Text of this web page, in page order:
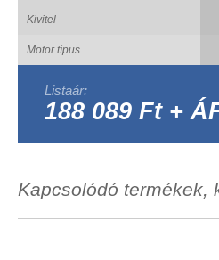
Kivitel
Motor típus
Listaár:
188 089 Ft +
Kapcsolódó termékek,